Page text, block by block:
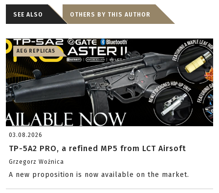
SEE ALSO OTHERS BY THIS AUTHOR
AEG REPLICAS
03.08.2026
TP-5A2 PRO, a refined MP5 from LCT Airsoft
Grzegorz Woźnica
A new proposition is now available on the market.